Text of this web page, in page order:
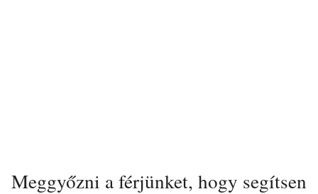
Meggyőzni a férjünket, hogy segítsen